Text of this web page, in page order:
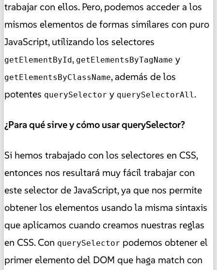
trabajar con ellos. Pero, podemos acceder a los
mismos elementos de formas similares con puro
JavaScript, utilizando los selectores
getElementById , getElementsByTagName y
getElementsByClassName, además de los
potentes querySelector y querySelectorAll.
¿Para qué sirve y cómo usar querySelector?
Si hemos trabajado con los selectores en CSS,
entonces nos resultará muy fácil trabajar con
este selector de JavaScript, ya que nos permite
obtener los elementos usando la misma sintaxis
que aplicamos cuando creamos nuestras reglas
en CSS. Con querySelector podemos obtener el
primer elemento del DOM que haga match con